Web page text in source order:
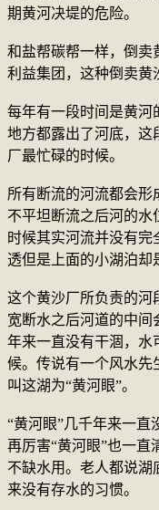
期黄河决堤的危险。
和盐帮碳帮一样，倒卖
利益集团，这种倒卖黄
每年有一段时间是黄河
地方都露出了河底，这
厂最忙碌的时候。
所有断流的河流都会
不平坦断流之后河的
时候其实河流并没有
透但是上面的小湖泊却
这个黄沙厂所负责的河
宽断水之后河道的中
年来一直没有干涸，水
候。传说有一个风水先
叫这湖为“黄河眼”。
“黄河眼”几千年来一直
再厉害“黄河眼”也一直
不缺水用。老人都说湖
来没有存水的习惯。